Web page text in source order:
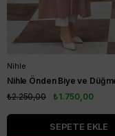
Nihle
₺1.750,00
₺2.250,00
SEPETE EKLE